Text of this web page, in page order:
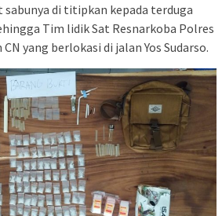
sabunya di titipkan kepada terduga
Tim lidik Sat Resnarkoba Polres
yang berlokasi di jalan Yos Sudarso.